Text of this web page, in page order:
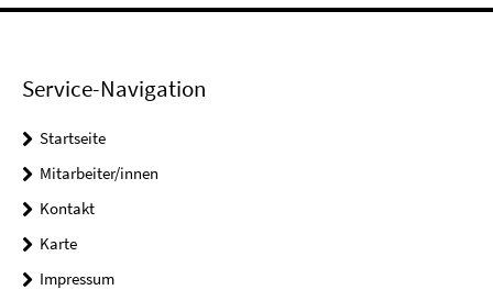
Service-Navigation
Startseite
Mitarbeiter/innen
Kontakt
Karte
Impressum